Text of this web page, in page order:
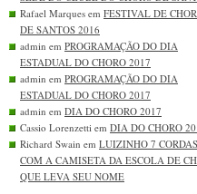
Rafael Marques em FESTIVAL DE
DE SANTOS 2016
admin em PROGRAMAÇÃO DO DIA
ESTADUAL DO CHORO 2017
admin em PROGRAMAÇÃO DO DIA
ESTADUAL DO CHORO 2017
admin em DIA DO CHORO 2017
Cassio Lorenzetti em DIA DO CHORO
Richard Swain em LUIZINHO 7 CORDAS
COM A CAMISETA DA ESCOLA DE
QUE LEVA SEU NOME